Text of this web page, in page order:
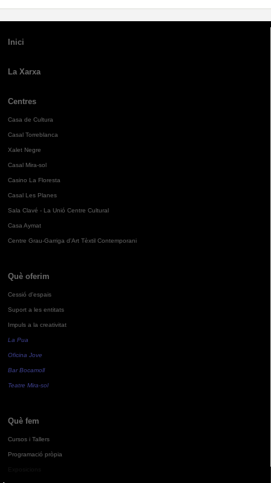
Inici
La Xarxa
Centres
Casa de Cultura
Casal Torreblanca
Xalet Negre
Casal Mira-sol
Casino La Floresta
Casal Les Planes
Sala Clavé - La Unió Centre Cultural
Casa Aymat
Centre Grau-Garriga d'Art Tèxtil Contemporani
Què oferim
Cessió d'espais
Suport a les entitats
Impuls a la creativitat
La Pua
Oficina Jove
Bar Bocamoll
Teatre Mira-sol
Què fem
Cursos i Tallers
Programació pròpia